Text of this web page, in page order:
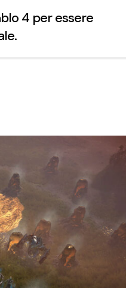
4 per essere